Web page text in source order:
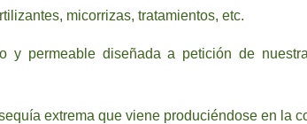
micorrizas, tratamientos, etc.
y permeable diseñada a petición de
extrema que viene produciéndose en la